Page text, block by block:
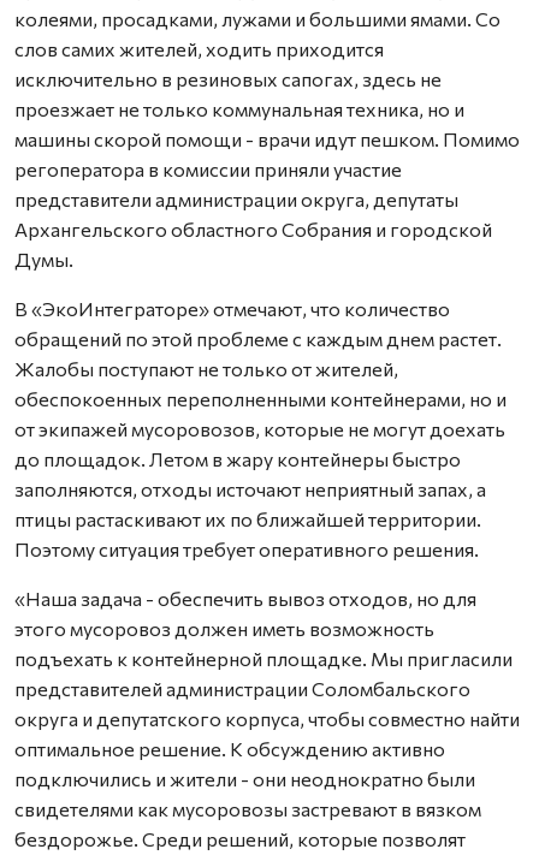
колеями, просадками, лужами и большими ямами. Со
слов самих жителей, ходить приходится
исключительно в резиновых сапогах, здесь не
проезжает не только коммунальная техника, но и
машины скорой помощи - врачи идут пешком. Помимо
регоператора в комиссии приняли участие
представители администрации округа, депутаты
Архангельского областного Собрания и городской
Думы.
В «ЭкоИнтеграторе» отмечают, что количество
обращений по этой проблеме с каждым днем растет.
Жалобы поступают не только от жителей,
обеспокоенных переполненными контейнерами, но и
от экипажей мусоровозов, которые не могут доехать
до площадок. Летом в жару контейнеры быстро
заполняются, отходы источают неприятный запах, а
птицы растаскивают их по ближайшей территории.
Поэтому ситуация требует оперативного решения.
«Наша задача - обеспечить вывоз отходов, но для
этого мусоровоз должен иметь возможность
подъехать к контейнерной площадке. Мы пригласили
представителей администрации Соломбальского
округа и депутатского корпуса, чтобы совместно найти
оптимальное решение. К обсуждению активно
подключились и жители - они неоднократно были
свидетелями как мусоровозы застревают в вязком
бездорожье. Среди решений, которые позволят